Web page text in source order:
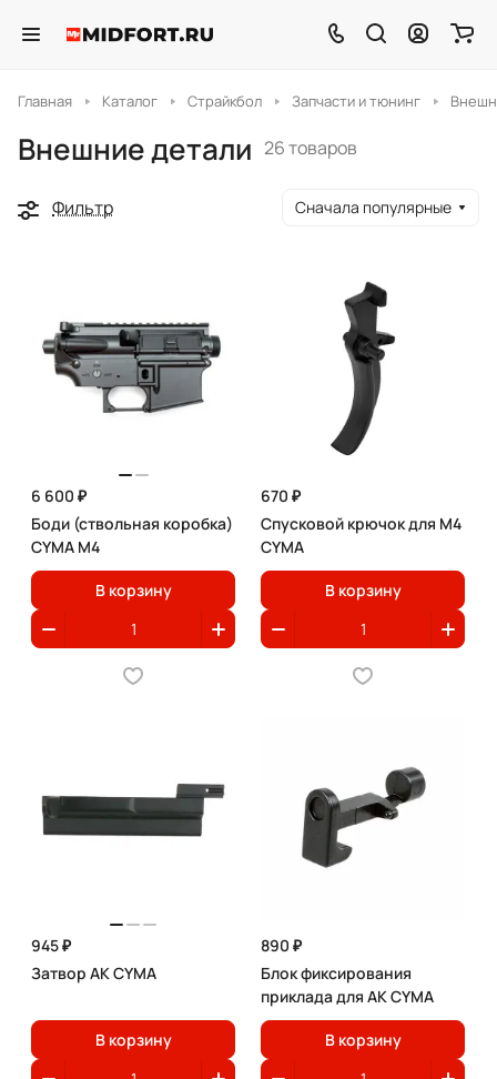
Главная Каталог Страйкбол Запчасти и тюнинг
Внешние детали 26 товаров
Фильтр Сначала популярные
6 600 ₽
Боди (ствольная коробка)
CYMA M4
В корзину
670 ₽
Спусковой крючок для M4
CYMA
В корзину
945 ₽
Затвор АК CYMA
В корзину
890 ₽
Блок фиксирования
приклада для АК CYMA
В корзину